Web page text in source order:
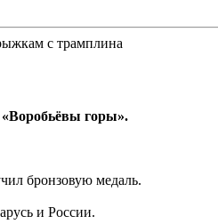
горы».
бронзовую медаль.
и России.